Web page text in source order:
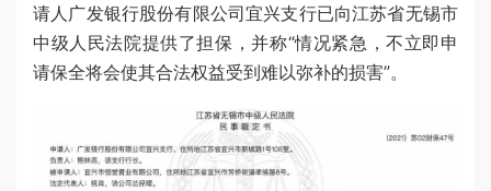
请人广发银行股份有限公司宜兴支行已向江苏省无锡市
中级人民法院提供了担保，并称“情况紧急，不立即申
请保全将会使其合法权益受到难以弥补的损害”。